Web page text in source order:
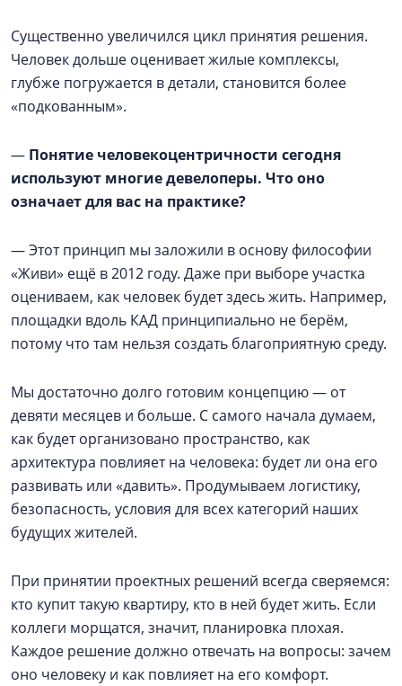
Существенно увеличился цикл принятия решения.
Человек дольше оценивает жилые комплексы,
глубже погружается в детали, становится более
«подкованным».
— Понятие человекоцентричности сегодня
используют многие девелоперы. Что оно
означает для вас на практике?
— Этот принцип мы заложили в основу философии
«Живи» ещё в 2012 году. Даже при выборе участка
оцениваем, как человек будет здесь жить. Например,
площадки вдоль КАД принципиально не берём,
потому что там нельзя создать благоприятную среду.
Мы достаточно долго готовим концепцию — от
девяти месяцев и больше. С самого начала думаем,
как будет организовано пространство, как
архитектура повлияет на человека: будет ли она его
развивать или «давить». Продумываем логистику,
безопасность, условия для всех категорий наших
будущих жителей.
При принятии проектных решений всегда сверяемся:
кто купит такую квартиру, кто в ней будет жить. Если
коллеги морщатся, значит, планировка плохая.
Каждое решение должно отвечать на вопросы: зачем
оно человеку и как повлияет на его комфорт.